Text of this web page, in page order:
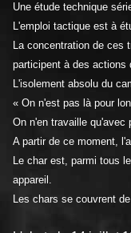
Une étude technique
L'emploi tactique est à
La concentration de ces
participent à des actions
L'isolement absolu du
« On n'est pas là pour
On n'en travaille qu'avec
A partir de ce moment,
Le char est, parmi tous
appareil.
Les chars se couvrent